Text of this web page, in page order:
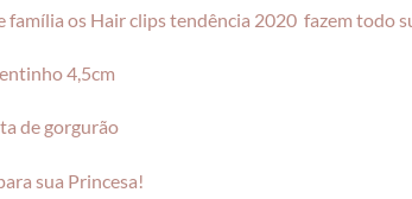
família os Hair clips tendência 2020 fazem todo
4,5cm
de gorgurão
sua Princesa!